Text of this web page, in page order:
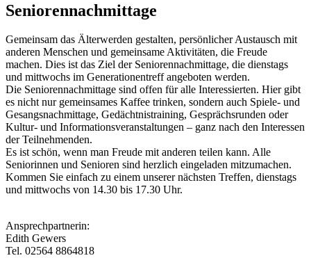
Seniorennachmittage
Gemeinsam das Älterwerden gestalten, persönlicher Austausch mit
anderen Menschen und gemeinsame Aktivitäten, die Freude
machen. Dies ist das Ziel der Seniorennachmittage, die dienstags
und mittwochs im Generationentreff angeboten werden.
Die Seniorennachmittage sind offen für alle Interessierten. Hier gibt
es nicht nur gemeinsames Kaffee trinken, sondern auch Spiele- und
Gesangsnachmittage, Gedächtnistraining, Gesprächsrunden oder
Kultur- und Informationsveranstaltungen – ganz nach den Interessen
der Teilnehmenden.
Es ist schön, wenn man Freude mit anderen teilen kann. Alle
Seniorinnen und Senioren sind herzlich eingeladen mitzumachen.
Kommen Sie einfach zu einem unserer nächsten Treffen, dienstags
und mittwochs von 14.30 bis 17.30 Uhr.
Ansprechpartnerin:
Edith Gewers
Tel. 02564 8864818